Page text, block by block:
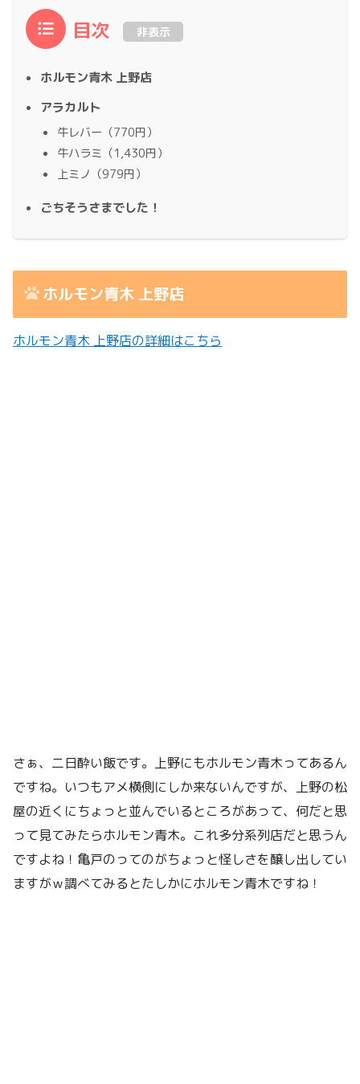
目次 非表示
ホルモン青木 上野店
アラカルト
牛レバー（770円）
牛ハラミ（1,430円）
上ミノ（979円）
ごちそうさまでした！
ホルモン青木 上野店
ホルモン青木 上野店の詳細はこちら
さぁ、二日酔い飯です。上野にもホルモン青木ってあるん
ですね。いつもアメ横側にしか来ないんですが、上野の松
屋の近くにちょっと並んでいるところがあって、何だと思
って見てみたらホルモン青木。これ多分系列店だと思うん
ですよね！亀戸のってのがちょっと怪しさを醸し出してい
ますがｗ調べてみるとたしかにホルモン青木ですね！